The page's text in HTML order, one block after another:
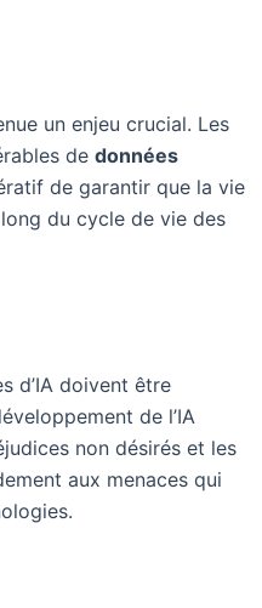
un enjeu crucial. Les
de données
de garantir que la vie
du cycle de vie des
d’IA doivent être
de l’IA
non désirés et les
aux menaces qui